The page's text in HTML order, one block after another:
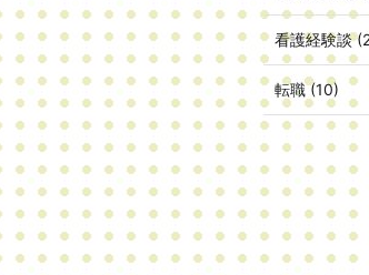
看護経験談
転職 (10)